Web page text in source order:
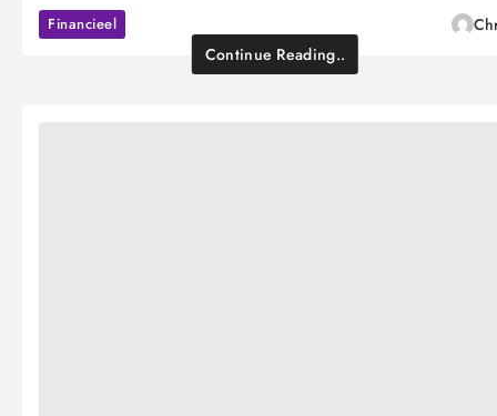
Financieel
Continue Reading..